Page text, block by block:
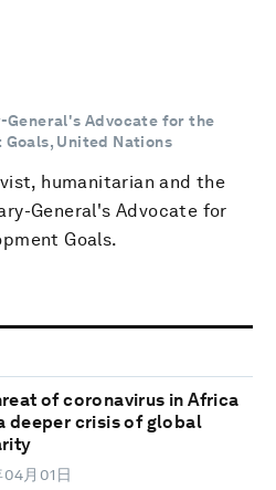
Advocate for the
United Nations
humanitarian and the
General's Advocate for
Goals.
of coronavirus in Africa
deeper crisis of global
月01日